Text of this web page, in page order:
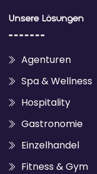
Unsere Lösungen
Agenturen
Spa & Wellness
Hospitality
Gastronomie
Einzelhandel
Fitness & Gym